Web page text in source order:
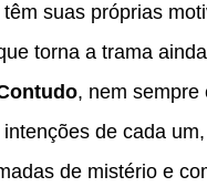
suas próprias
torna a trama
, nem sempre
de cada
de mistério e